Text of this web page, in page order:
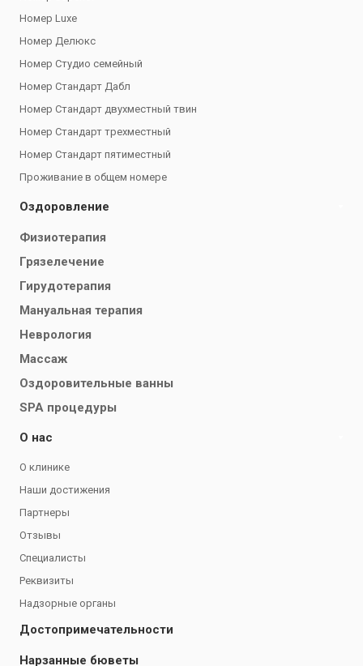
Номер Luxe
Номер Делюкс
Номер Студио семейный
Номер Стандарт Дабл
Номер Стандарт двухместный твин
Номер Стандарт трехместный
Номер Стандарт пятиместный
Проживание в общем номере
Оздоровление
Физиотерапия
Грязелечение
Гирудотерапия
Мануальная терапия
Неврология
Массаж
Оздоровительные ванны
SPA процедуры
О нас
О клинике
Наши достижения
Партнеры
Отзывы
Специалисты
Реквизиты
Надзорные органы
Достопримечательности
Нарзанные бюветы